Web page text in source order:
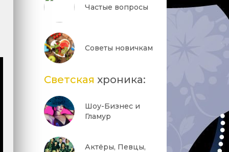
Частые вопросы
Советы новичкам
Светская хроника:
Шоу-Бизнес и
Гламур
Актёры, Певцы,